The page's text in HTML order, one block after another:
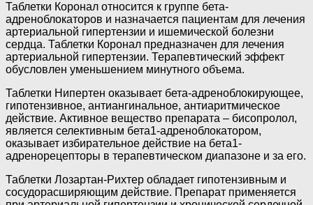
Таблетки Коронал относится к группе бета-
адреноблокаторов и назначается пациентам для лечения
артериальной гипертензии и ишемической болезни
сердца. Таблетки Коронал предназначен для лечения
артериальной гипертензии. Терапевтический эффект
обусловлен уменьшением минутного объема.
Таблетки Нипертен оказывает бета-адреноблокирующее,
гипотензивное, антиангинальное, антиаритмическое
действие. Активное вещество препарата – бисопролол,
является селективным бета1-адреноблокатором,
оказывает избирательное действие на бета1-
адренорецепторы в терапевтическом диапазоне и за его.
Таблетки Лозартан-Рихтер обладает гипотензивным и
сосудорасширяющим действие. Препарат применяется